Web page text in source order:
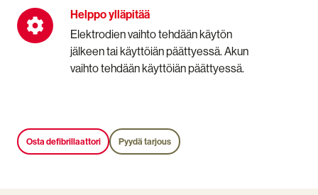
Helppo ylläpitää
Elektrodien vaihto tehdään käytön
jälkeen tai käyttöiän päättyessä. Akun
vaihto tehdään käyttöiän päättyessä.
Helppo
ylläpitää
Osta defibrillaattori Pyydä tarjous